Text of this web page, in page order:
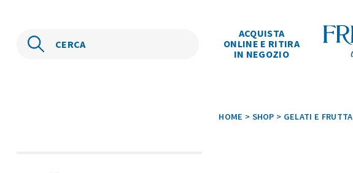
ACQUISTA
ONLINE E RITIRA
IN NEGOZIO
HOME > SHOP > GELATI E FRUTTA